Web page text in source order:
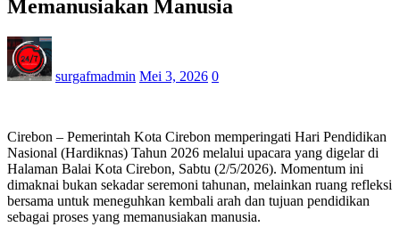
Memanusiakan Manusia
surgafmadmin Mei 3, 2026 0
Cirebon – Pemerintah Kota Cirebon memperingati Hari Pendidikan
Nasional (Hardiknas) Tahun 2026 melalui upacara yang digelar di
Halaman Balai Kota Cirebon, Sabtu (2/5/2026). Momentum ini
dimaknai bukan sekadar seremoni tahunan, melainkan ruang refleksi
bersama untuk meneguhkan kembali arah dan tujuan pendidikan
sebagai proses yang memanusiakan manusia.